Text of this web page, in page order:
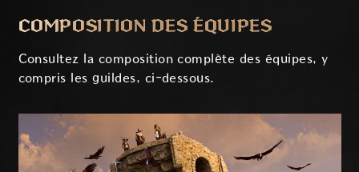
COMPOSITION DES ÉQUIPES
Consultez la composition complète des équipes, y
compris les guildes, ci-dessous.